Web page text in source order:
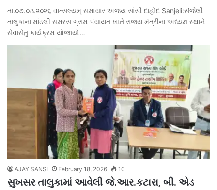
તા.૦૭.૦૩.૨૦૨૬ વાત્સલ્યમ્ સમાચાર અજય સાંસી દાહોદ Sanjeli:સંજેલી
તાલુકાના માંડલી સમરસ ગ્રામ પંચાયત ખાતે રાજ્ય મંત્રીના અધ્યક્ષ સ્થાને
સેવાસેતુ કાર્યક્રમ યોજાયો…
AJAY SANSI February 18, 2026 10
સુખસર તાલુકામાં આવેલી જે.આર.કટારા, બી. એડ